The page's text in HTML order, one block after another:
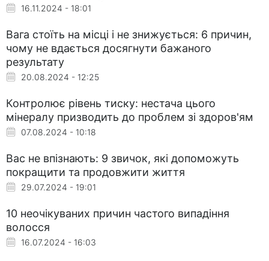
16.11.2024 - 18:01
Вага стоїть на місці і не знижується: 6 причин,
чому не вдається досягнути бажаного
результату
20.08.2024 - 12:25
Контролює рівень тиску: нестача цього
мінералу призводить до проблем зі здоров'ям
07.08.2024 - 10:18
Вас не впізнають: 9 звичок, які допоможуть
покращити та продовжити життя
29.07.2024 - 19:01
10 неочікуваних причин частого випадіння
волосся
16.07.2024 - 16:03